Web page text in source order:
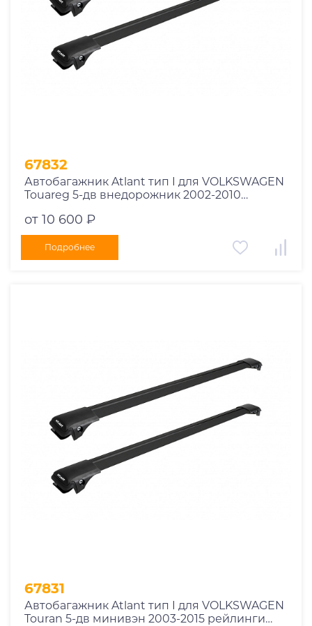
67832
Автобагажник Atlant тип I для VOLKSWAGEN
Touareg 5-дв внедорожник 2002-2010
10002+11114+11114
от 10 600 ₽
Подробнее
67831
Автобагажник Atlant тип I для VOLKSWAGEN
Touran 5-дв минивэн 2003-2015 рейлинги